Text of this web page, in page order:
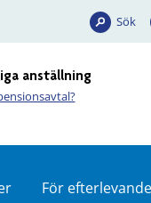
Sök
anställning
För efterlevande